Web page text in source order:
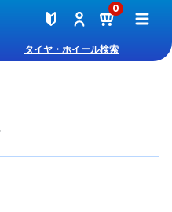
0
タイヤ・ホイール検索